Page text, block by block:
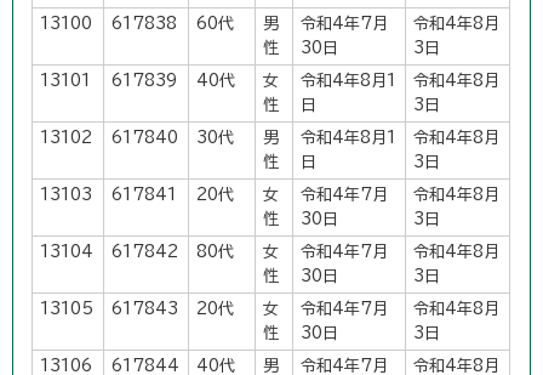
13100 617838 60代
男
性
令和4年7月
30日
令和4年8月
3日
13101 617839 40代
女
性
令和4年8月1
日
令和4年8月
3日
13102 617840 30代
男
性
令和4年8月1
日
令和4年8月
3日
13103 617841 20代
女
性
令和4年7月
30日
令和4年8月
3日
13104 617842 80代
女
性
令和4年7月
30日
令和4年8月
3日
13105 617843 20代
女
性
令和4年7月
30日
令和4年8月
3日
13106 617844 40代
男
令和4年7月
令和4年8月